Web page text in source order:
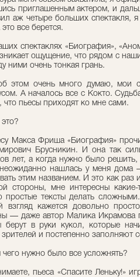
приглашенным актером, и
аж четыре больших спектакля,
это все берется.
спектаклях «Биография»,
ощущение, что рядом с
ними очень тонкая грань.
этом очень много думаю, мои
А началось все с Кокто.
что пьесы приходят ко мне сами.
Макса Фриша «Биография»
Брусникин. И она так
лет, а когда нужно было решить,
неожиданно нашлась у меня
этим названием. И это как
стороны, мне интересны
тексты делать
взгляд кажется довольно
— даже автор Малика Икрамова
берут в руки кукол, которые
зрителей и постепенно заполняют
нужно было все усложнять?
пьеса «Спасите Леньку!»